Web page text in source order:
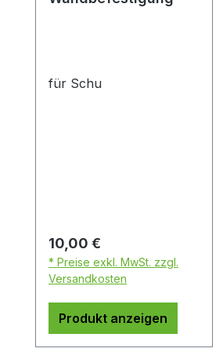
für Schu
Regulärer Preis:
10,00 €
* Preise exkl. MwSt. zzgl.
Versandkosten
Produkt anzeigen